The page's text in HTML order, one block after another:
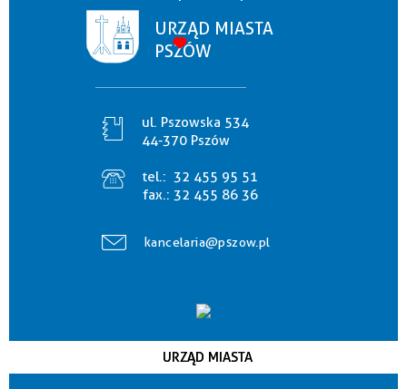
URZĄD MIASTA
PSZÓW
ul. Pszowska 534
44-370 Pszów
tel.: 32 455 95 51
fax.: 32 455 86 36
kancelaria@pszow.pl
URZĄD MIASTA